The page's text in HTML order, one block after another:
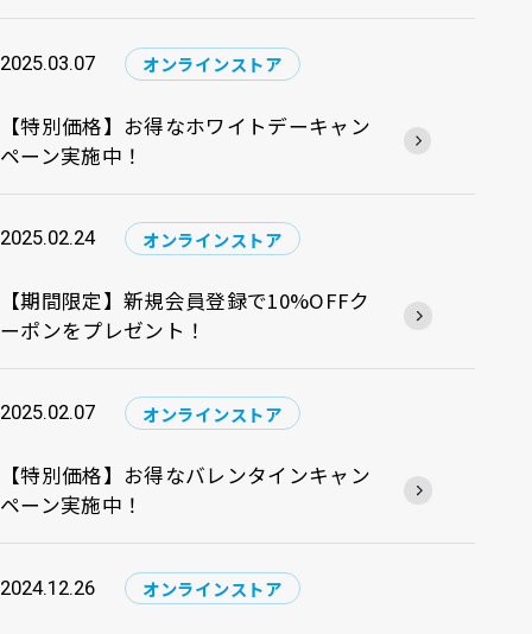
2025.03.07 オンラインストア
【特別価格】お得なホワイトデーキャン
ペーン実施中！
2025.02.24 オンラインストア
【期間限定】新規会員登録で10%OFFク
ーポンをプレゼント！
2025.02.07 オンラインストア
【特別価格】お得なバレンタインキャン
ペーン実施中！
2024.12.26 オンラインストア